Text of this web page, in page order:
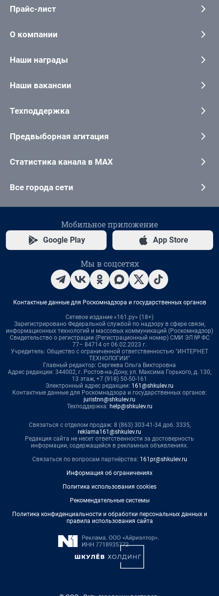
Прайс-лист
О компании
Наши награды
Наши вакансии
Техподдержка
Предвыборная агитация
Статистика канала в MAX
Все города сети
Мобильное приложение
Google Play App Store
Мы в соцсетях
Контактные данные для Роскомнадзора и государственных органов
Сетевое издание «161.ру» (18+)
Зарегистрировано Федеральной службой по надзору в сфере связи,
информационных технологий и массовых коммуникаций (Роскомнадзор)
Свидетельство о регистрации (Регистрационный номер) СМИ ЭЛ № ФС
77– 84714 от 06.02.2023 г.
Учредитель: Общество с ограниченной ответственностью "ИНТЕРНЕТ
ТЕХНОЛОГИИ"
Главный редактор: Сергеева Ольга Викторовна
Адрес редакции: 344002, г. Ростов-на-Дону, ул. Максима Горького, д. 130,
13 этаж, +7 (918) 50-50-161
Электронный адрес редакции: 161@shkulev.ru
Контактные данные для Роскомнадзора и государственных органов:
juristnn@shkulev.ru
Техподдержка: help@shkulev.ru
Связаться с отделом продаж: 8 (863) 303-41-34 доб. 3335,
reklama161@shkulev.ru
Редакция сайта не несет ответственности за достоверность
информации, содержащейся в рекламных объявлениях.
Связаться по вопросам партнёрства: 161pr@shkulev.ru
Информация об ограничениях
Политика использования cookies
Рекомендательные системы
Политика конфиденциальности и обработки персональных данных и
правила использования сайта